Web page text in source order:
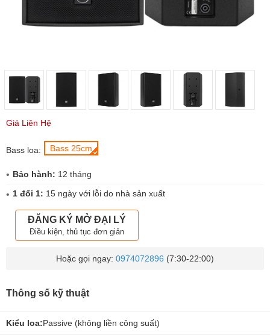
Giá Liên Hệ
Bass loa: Bass 25cm
Bảo hành: 12 tháng
1 đổi 1: 15 ngày với lỗi do nhà sản xuất
ĐĂNG KÝ MỞ ĐẠI LÝ
Điều kiện, thủ tục đơn giản
Hoặc gọi ngay: 0974072896 (7:30-22:00)
Thông số kỹ thuật
Kiểu loa:Passive (không liền công suất)